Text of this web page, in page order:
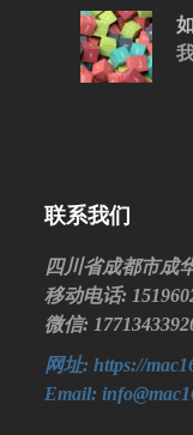
联系我们
四川省成都市成
移动电话:
微信:
网址: https://
Email: